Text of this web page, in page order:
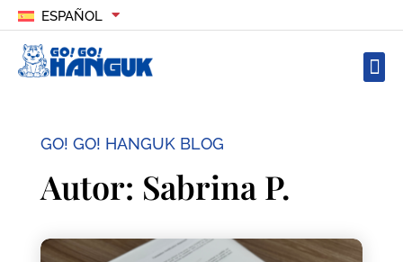
ESPAÑOL
GO! GO! HANGUK BLOG
Autor: Sabrina P.